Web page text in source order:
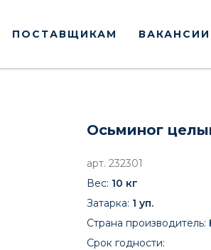
ПОСТАВЩИКАМ ВАКАНСИИ
Осьминог
арт. 232301
Вес: 10 кг
Затарка: 1 уп.
Страна производитель:
Срок годности: